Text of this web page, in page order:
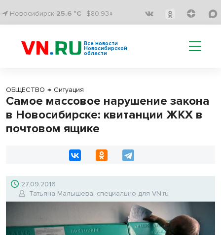
Новосибирск 25.6 °C $80.93↓
Все новости
Новосибирской
области
ОБЩЕСТВО → Ситуация
Самое массовое нарушение закона
в Новосибирске: квитанции ЖКХ в
почтовом ящике
27.09.2016
Татьяна Малышева, специально для VN.ru